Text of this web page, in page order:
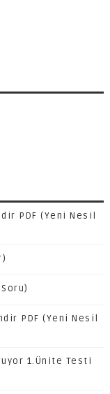
PDF (Yeni Nesil
PDF (Yeni Nesil
1.Ünite Testi